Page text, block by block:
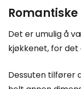
Det er umulig å
kjøkkenet, for
Dessuten tilfører